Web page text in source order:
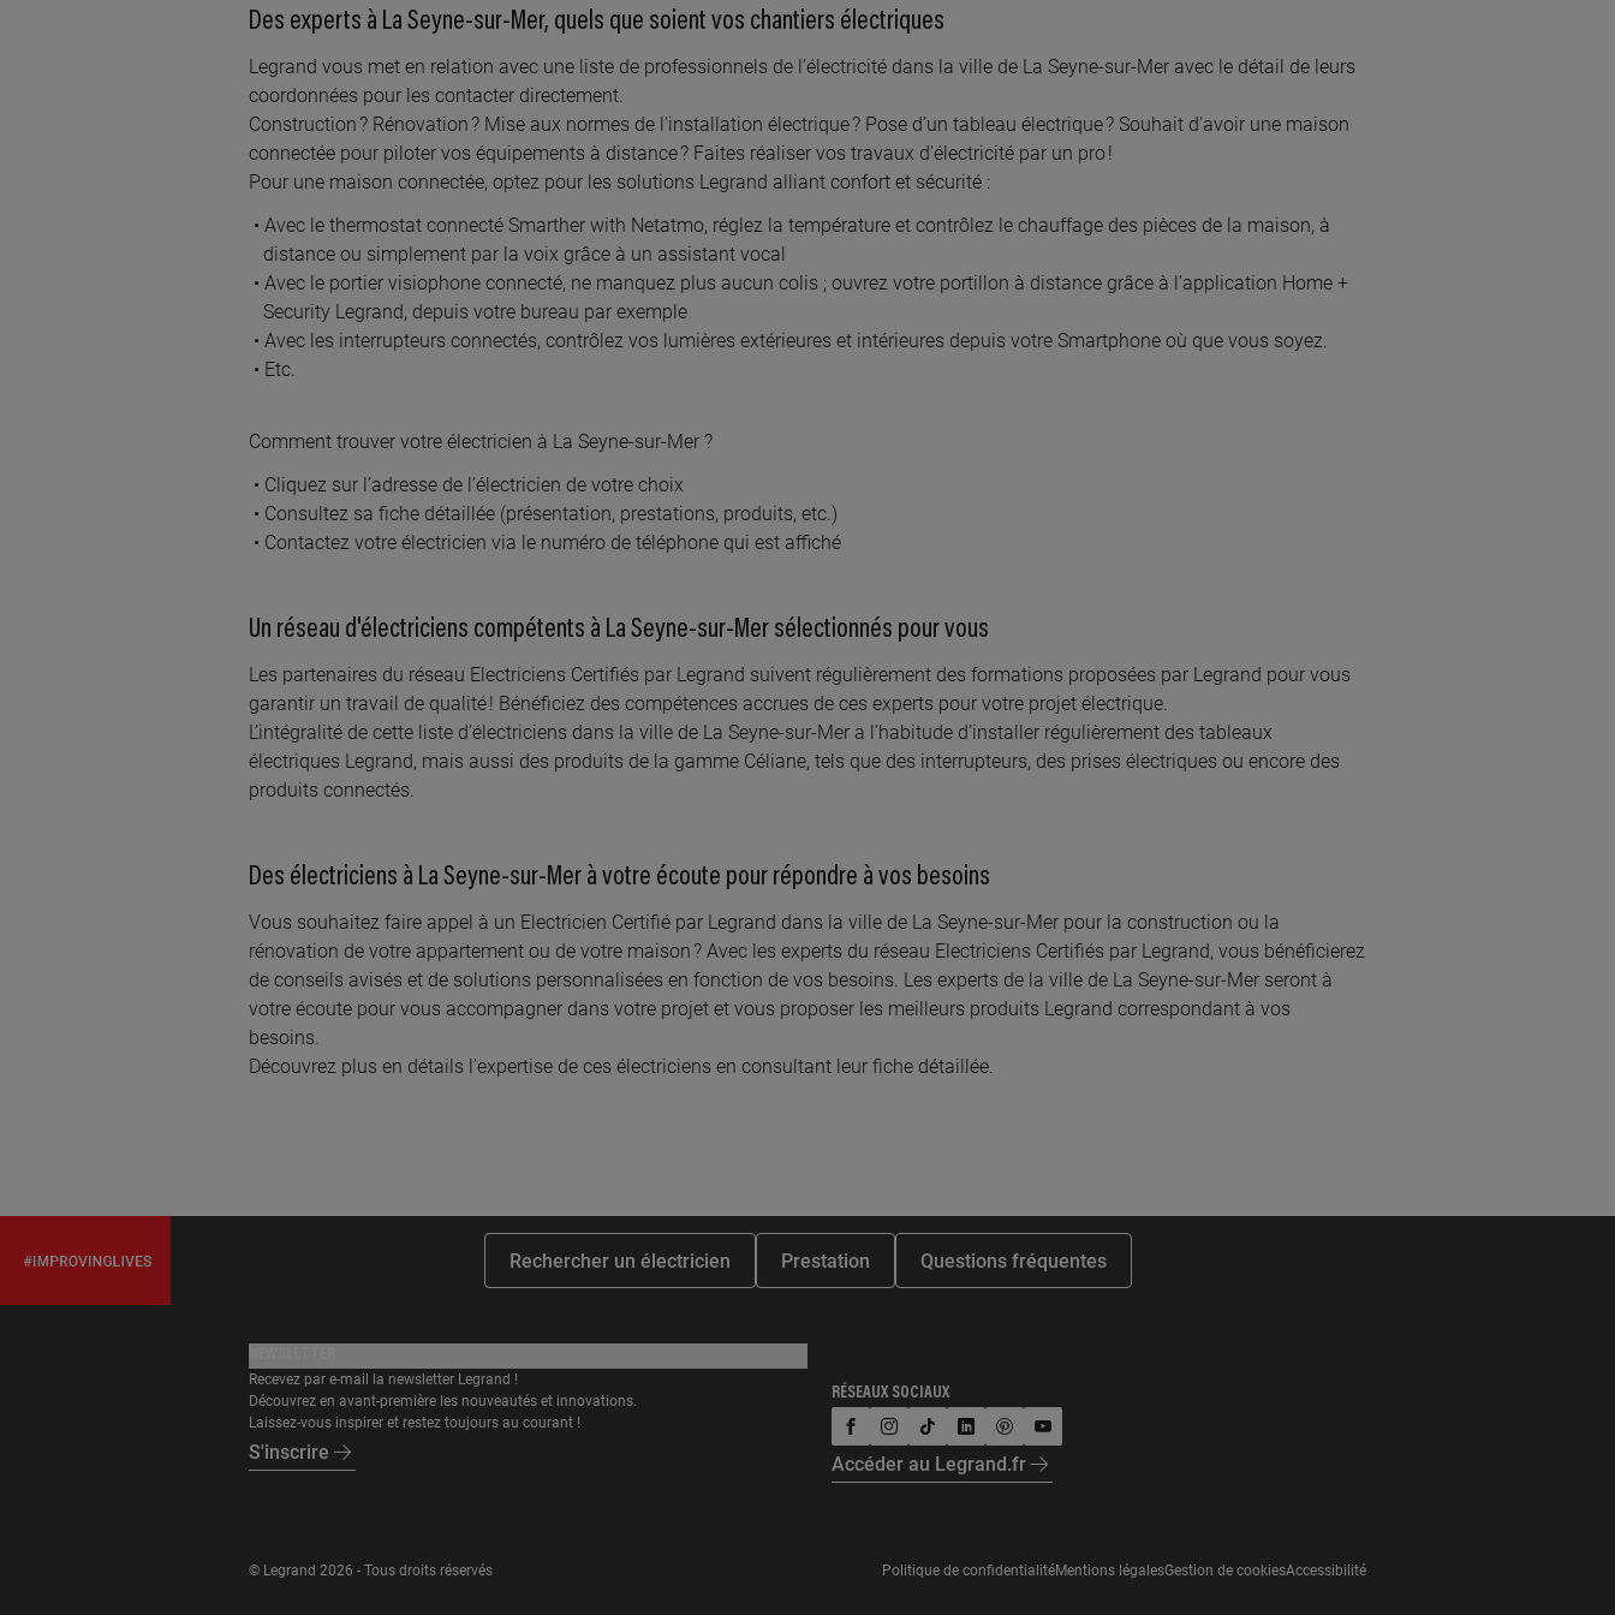
À 114 km km
PELESTOR ELECTRICITE
32 bd victor hugo, 04000 DIGNE LES BAINS
En savoir plus
rue principale, 04420 LE BRUSQUET
En savoir plus
À 139.3 km km
DAVID JEAN LOUIS
lieu dit luerry, 04250 MELVE
GLEC
Des experts à La Seyne-sur-Mer, quels que soient vos chantiers électriques
Legrand vous met en relation avec une liste de professionnels de l’électricité dans la ville de La Seyne-sur-Mer avec le détail de leurs
coordonnées pour les contacter directement.
Construction ? Rénovation ? Mise aux normes de l’installation électrique ? Pose d’un tableau électrique ? Souhait d’avoir une maison
connectée pour piloter vos équipements à distance ? Faites réaliser vos travaux d’électricité par un pro !
Pour une maison connectée, optez pour les solutions Legrand alliant confort et sécurité :
Avec le thermostat connecté Smarther with Netatmo, réglez la température et contrôlez le chauffage des pièces de la maison, à
distance ou simplement par la voix grâce à un assistant vocal
Avec le portier visiophone connecté, ne manquez plus aucun colis ; ouvrez votre portillon à distance grâce à l’application Home +
Security Legrand, depuis votre bureau par exemple
Avec les interrupteurs connectés, contrôlez vos lumières extérieures et intérieures depuis votre Smartphone où que vous soyez.
Etc.
Comment trouver votre électricien à La Seyne-sur-Mer ?
Cliquez sur l’adresse de l’électricien de votre choix
Consultez sa fiche détaillée (présentation, prestations, produits, etc.)
Contactez votre électricien via le numéro de téléphone qui est affiché
Un réseau d'électriciens compétents à La Seyne-sur-Mer sélectionnés pour vous
Les partenaires du réseau Electriciens Certifiés par Legrand suivent régulièrement des formations proposées par Legrand pour vous
garantir un travail de qualité ! Bénéficiez des compétences accrues de ces experts pour votre projet électrique.
L’intégralité de cette liste d’électriciens dans la ville de La Seyne-sur-Mer a l’habitude d’installer régulièrement des tableaux
électriques Legrand, mais aussi des produits de la gamme Céliane, tels que des interrupteurs, des prises électriques ou encore des
produits connectés.
Des électriciens à La Seyne-sur-Mer à votre écoute pour répondre à vos besoins
Vous souhaitez faire appel à un Electricien Certifié par Legrand dans la ville de La Seyne-sur-Mer pour la construction ou la
rénovation de votre appartement ou de votre maison ? Avec les experts du réseau Electriciens Certifiés par Legrand, vous bénéficierez
de conseils avisés et de solutions personnalisées en fonction de vos besoins. Les experts de la ville de La Seyne-sur-Mer seront à
votre écoute pour vous accompagner dans votre projet et vous proposer les meilleurs produits Legrand correspondant à vos
besoins.
Découvrez plus en détails l’expertise de ces électriciens en consultant leur fiche détaillée.
Rechercher un électricien Prestation Questions fréquentes
Recevez par e-mail la newsletter Legrand !
Découvrez en avant-première les nouveautés et innovations.
Laissez-vous inspirer et restez toujours au courant !
S'inscrire
RÉSEAUX SOCIAUX
facebookinstagramtiktoklinkedinpinterestyoutube
Accéder au Legrand.fr
© Legrand 2026 - Tous droits réservés Politique de confidentialitéMentions légalesGestion de cookiesAccessibilité